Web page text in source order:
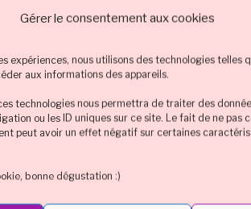
Gérer le consentement aux cookies
expériences, nous utilisons des technologies telles
aux informations des appareils.
technologies nous permettra de traiter des
ou les ID uniques sur ce site. Le fait de ne pas
peut avoir un effet négatif sur certaines
bonne dégustation :)
à plusieurs